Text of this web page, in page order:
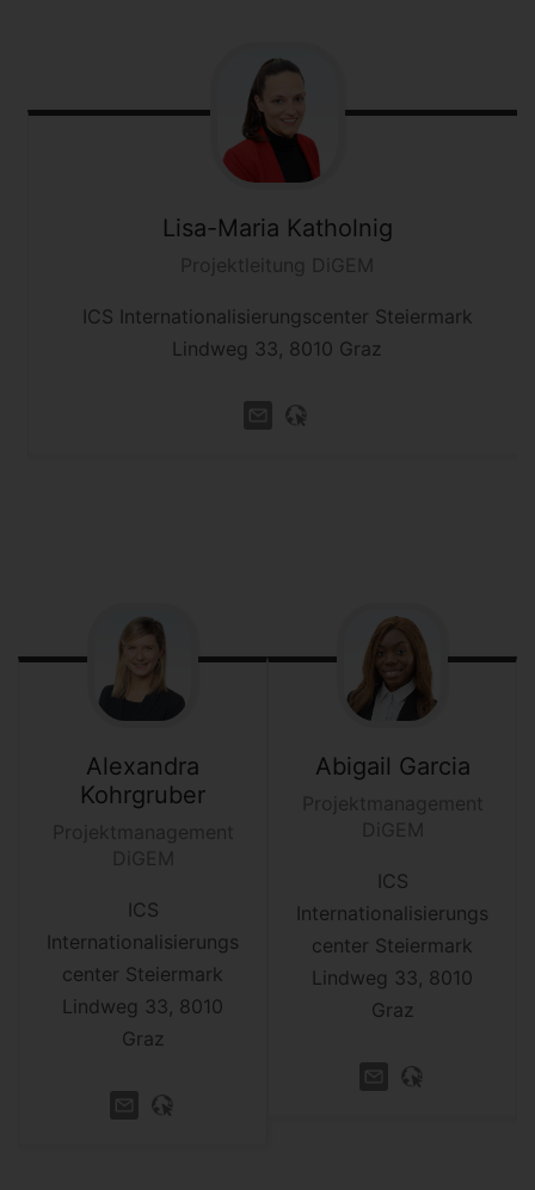
Lisa-Maria Katholnig
Projektleitung DiGEM
ICS Internationalisierungscenter Steiermark
Lindweg 33, 8010 Graz
Alexandra
Kohrgruber
Projektmanagement
DiGEM
ICS
Internationalisierungs
center Steiermark
Lindweg 33, 8010
Graz
Abigail Garcia
Projektmanagement
DiGEM
ICS
Internationalisierungs
center Steiermark
Lindweg 33, 8010
Graz